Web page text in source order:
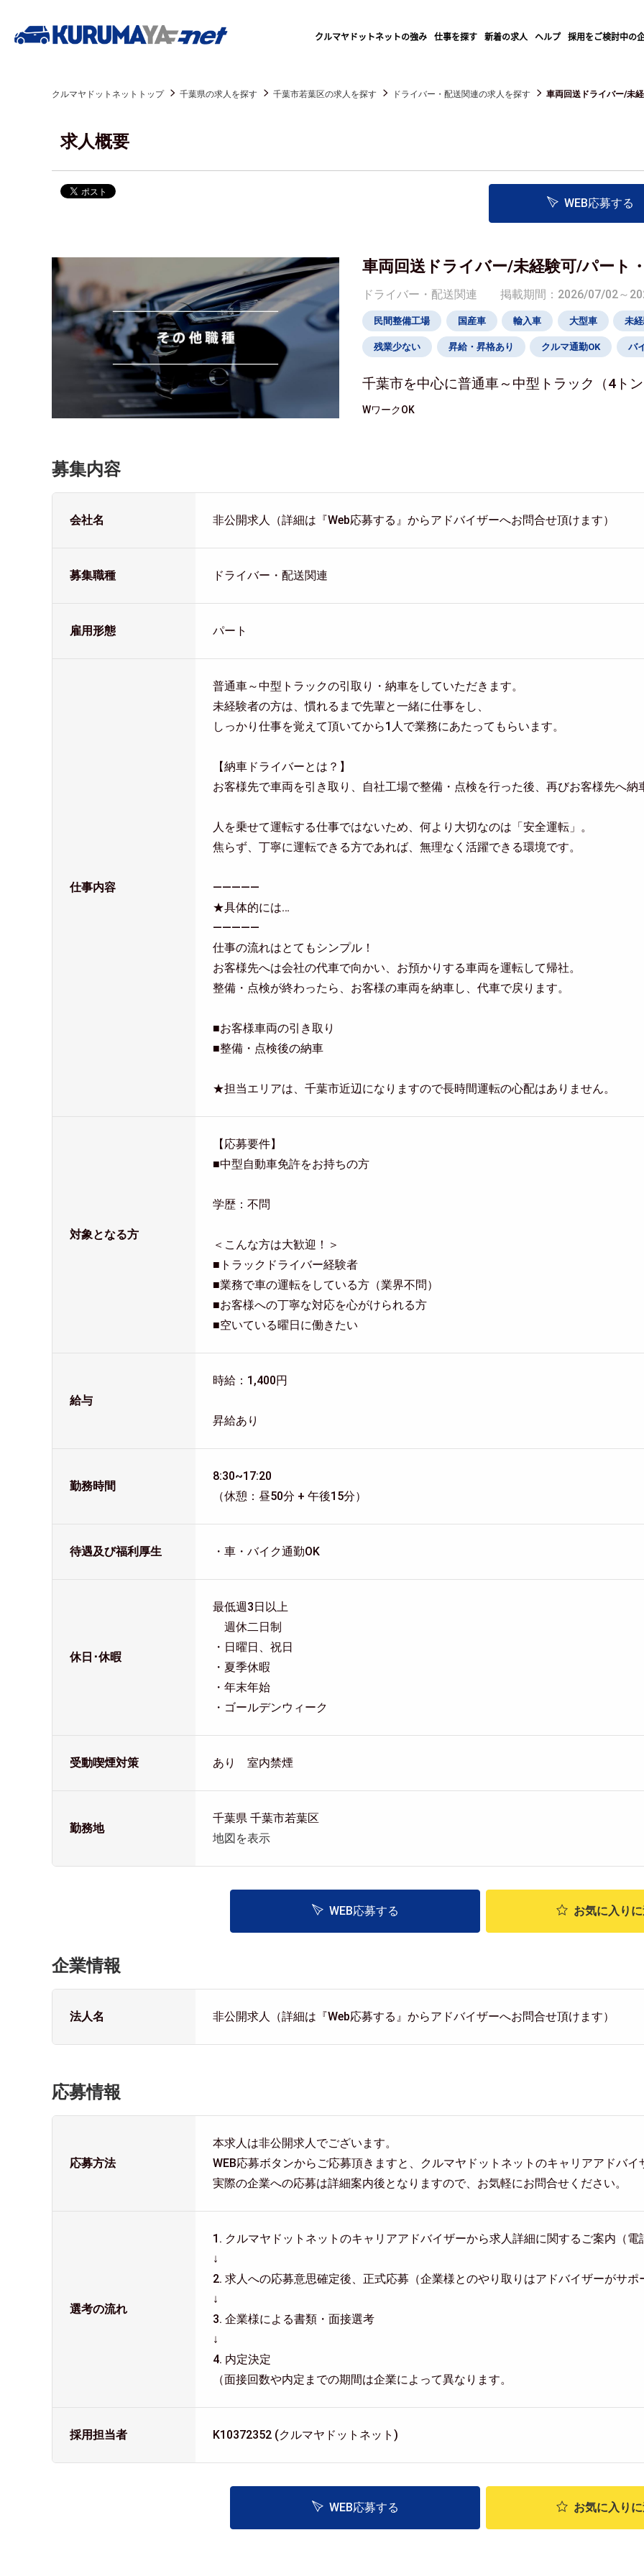
クルマヤドットネットの強み 仕事を探す 新着の求人 ヘルプ 採用をご検討中の
クルマヤドットネットトップ 千葉県の求人を探す 千葉市若葉区の求人を探す ドライバー・配送関連の求人を探す 車両回送ドライバー/未
求人概要
WEB応募する
車両回送ドライバー/未経験可/パート
ドライバー・配送関連 掲載期間：2026/07/02～
民間整備工場 国産車 輸入車 大型車 未
残業少ない 昇給・昇格あり クルマ通勤OK バ
千葉市を中心に普通車～中型トラック（4ト
WワークOK
募集内容
会社名 非公開求人（詳細は『Web応募する』からアドバイザーへお問合せ頂けます）
募集職種 ドライバー・配送関連
雇用形態 パート
仕事内容
普通車～中型トラックの引取り・納車をしていただきます。
未経験者の方は、慣れるまで先輩と一緒に仕事をし、
しっかり仕事を覚えて頂いてから1人で業務にあたってもらいます。
【納車ドライバーとは？】
お客様先で車両を引き取り、自社工場で整備・点検を行った後、再びお客様先へ納
人を乗せて運転する仕事ではないため、何より大切なのは「安全運転」。
焦らず、丁寧に運転できる方であれば、無理なく活躍できる環境です。
―――――
★具体的には…
―――――
仕事の流れはとてもシンプル！
お客様先へは会社の代車で向かい、お預かりする車両を運転して帰社。
整備・点検が終わったら、お客様の車両を納車し、代車で戻ります。
■お客様車両の引き取り
■整備・点検後の納車
★担当エリアは、千葉市近辺になりますので長時間運転の心配はありません。
対象となる方
【応募要件】
■中型自動車免許をお持ちの方
学歴：不問
＜こんな方は大歓迎！＞
■トラックドライバー経験者
■業務で車の運転をしている方（業界不問）
■お客様への丁寧な対応を心がけられる方
■空いている曜日に働きたい
給与
時給：1,400円
昇給あり
勤務時間
8:30~17:20
（休憩：昼50分 + 午後15分）
待遇及び福利厚生 ・車・バイク通勤OK
休日･休暇
最低週3日以上
週休二日制
・日曜日、祝日
・夏季休暇
・年末年始
・ゴールデンウィーク
受動喫煙対策 あり 室内禁煙
勤務地
千葉県 千葉市若葉区
地図を表示
WEB応募する お気に入り
企業情報
法人名 非公開求人（詳細は『Web応募する』からアドバイザーへお問合せ頂けます）
応募情報
応募方法
本求人は非公開求人でございます。
WEB応募ボタンからご応募頂きますと、クルマヤドットネットのキャリアアドバ
実際の企業への応募は詳細案内後となりますので、お気軽にお問合せください。
選考の流れ
1. クルマヤドットネットのキャリアアドバイザーから求人詳細に関するご案内（
↓
2. 求人への応募意思確定後、正式応募（企業様とのやり取りはアドバイザーがサポ
↓
3. 企業様による書類・面接選考
↓
4. 内定決定
（面接回数や内定までの期間は企業によって異なります。
採用担当者 K10372352 (クルマヤドットネット)
WEB応募する お気に入り